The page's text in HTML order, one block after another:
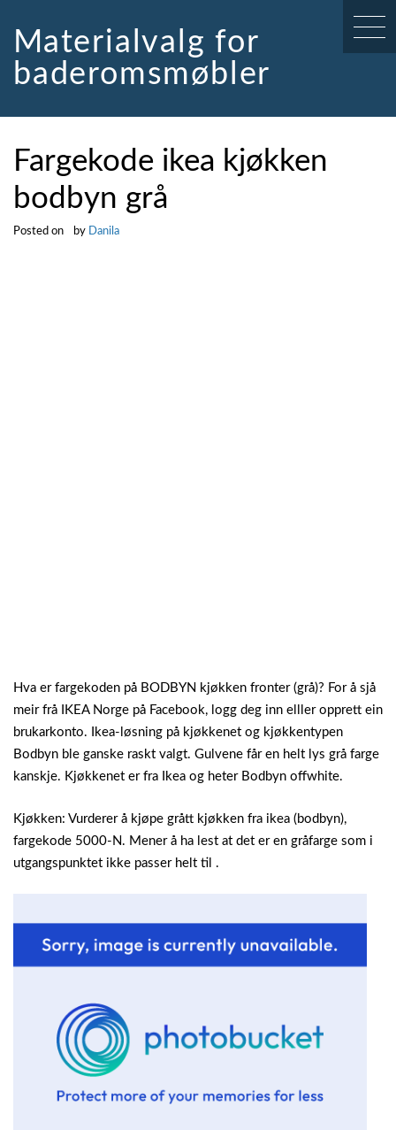
contentMaterialvalg for
baderomsmøbler
Fargekode ikea kjøkken
bodbyn grå
Posted on by Danila
Hva er fargekoden på BODBYN kjøkken fronter (grå)? For å sjå
meir frå IKEA Norge på Facebook, logg deg inn elller opprett ein
brukarkonto. Ikea-løsning på kjøkkenet og kjøkkentypen
Bodbyn ble ganske raskt valgt. Gulvene får en helt lys grå farge
kanskje. Kjøkkenet er fra Ikea og heter Bodbyn offwhite.
Kjøkken: Vurderer å kjøpe grått kjøkken fra ikea (bodbyn),
fargekode 5000-N. Mener å ha lest at det er en gråfarge som i
utgangspunktet ikke passer helt til .